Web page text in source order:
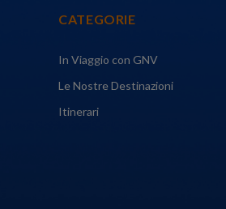
CATEGORIE
In Viaggio con GNV
Le Nostre Destinazioni
Itinerari